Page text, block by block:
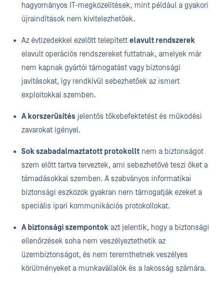
hagyományos IT-megközelítések, mint például a gyakori
újraindítások nem kivitelezhetőek.
Az évtizedekkel ezelőtt telepített elavult rendszerek
elavult operációs rendszereket futtatnak, amelyek már
nem kapnak gyártói támogatást vagy biztonsági
javításokat, így rendkívül sebezhetőek az ismert
exploitokkal szemben.
A korszerűsítés jelentős tőkebefektetést és működési
zavarokat igényel.
Sok szabadalmaztatott protokollt nem a biztonságot
szem előtt tartva terveztek, ami sebezhetővé teszi őket a
támadásokkal szemben. A szabványos informatikai
biztonsági eszközök gyakran nem támogatják ezeket a
speciális ipari kommunikációs protokollokat.
A biztonsági szempontok azt jelentik, hogy a biztonsági
ellenőrzések soha nem veszélyeztethetik az
üzembiztonságot, és nem teremthetnek veszélyes
körülményeket a munkavállalók és a lakosság számára.